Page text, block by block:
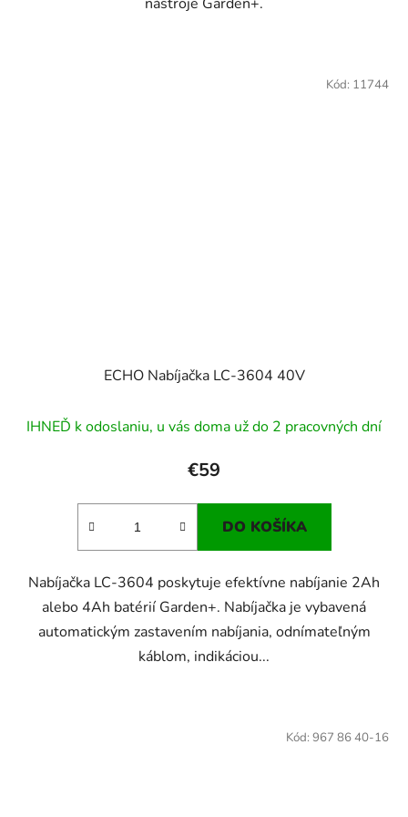
ECHO Nabíjačka LC-3604 40V
IHNEĎ k odoslaniu, u vás doma už do 2 pracovných dní
€59
DO KOŠÍKA
Nabíjačka LC-3604 poskytuje efektívne nabíjanie 2Ah
alebo 4Ah batérií Garden+. Nabíjačka je vybavená
automatickým zastavením nabíjania, odnímateľným
káblom, indikáciou...
Kód: 11744
Kód: 967 86 40-16